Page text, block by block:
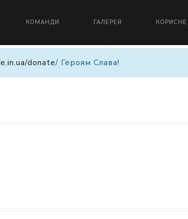
КОМАНДИ ГАЛЕРЕЯ КОРИСНЕ
donate/ Героям Слава!